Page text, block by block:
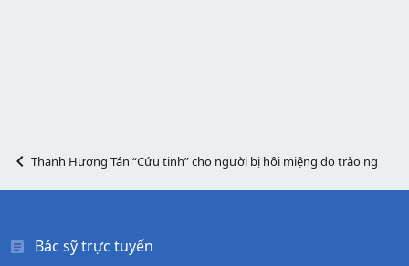
Thanh Hương Tán “Cứu tinh” cho người bị hôi miệng do trào ngược
Bác sỹ trực tuyến